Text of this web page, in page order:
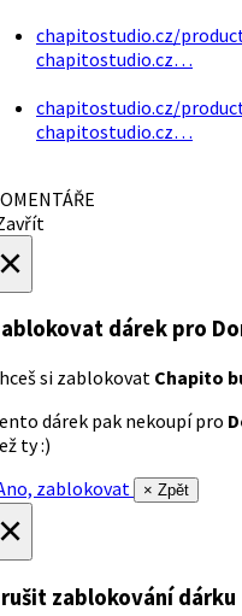
chapitostudio.cz/
chapitostudio.cz…
chapitostudio.cz/
chapitostudio.cz…
dárek pro
si zablokovat Chapito
dárek pak nekoupí pro
ty :)
zablokovat
× Zpět
zablokování dárku